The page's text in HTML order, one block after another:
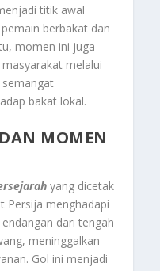
titik awal
berbakat dan
momen ini juga
melalui
bakat lokal.
MOMEN
yang dicetak
Persija menghadapi
dari tengah
meninggalkan
Gol ini menjadi